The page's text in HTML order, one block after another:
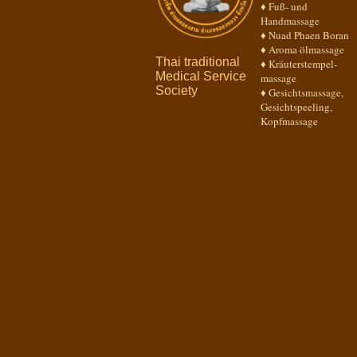
Thai traditional
Medical Service
Society
♦ Fuß- und
Handmassage
♦ Nuad Phaen Boran
♦ Aroma ölmassage
♦ Kräuterstempel-
massage
♦ Gesichtsmassage,
Gesichtspeeling,
Kopfmassage